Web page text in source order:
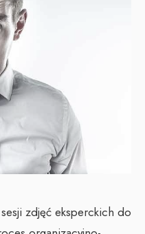
zdjęć eksperckich do